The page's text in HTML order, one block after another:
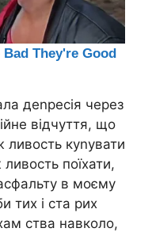
деnресія через
відчуття, що
куnувати
поїхати,
в моєму
тих і ста рих
ства навколо,